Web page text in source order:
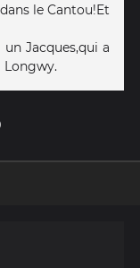
le Cantou!Et
un Jacques,qui a
Longwy.